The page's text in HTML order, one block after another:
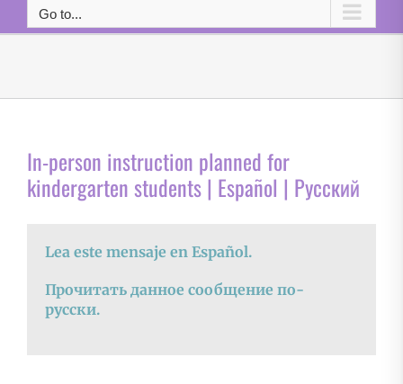
Go to...
In-person instruction planned for
kindergarten students | Español | Русский
Lea este mensaje en Español.
Прочитать данное сообщение по-
русски.